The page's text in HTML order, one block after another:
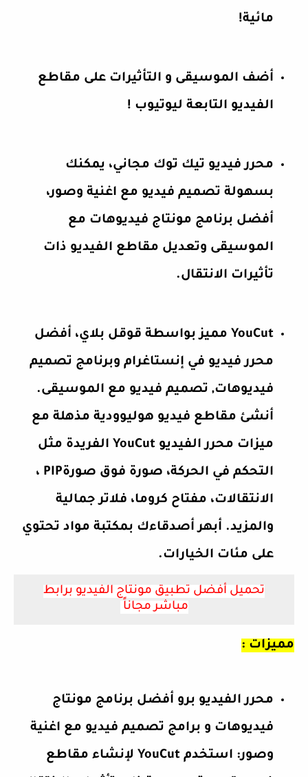
مائية!
أضف الموسيقى و التأثيرات على مقاطع
الفيديو التابعة ليوتيوب !
محرر فيديو تيك توك مجاني، يمكنك
بسهولة تصميم فيديو مع اغنية وصور،
أفضل برنامج مونتاج فيديوهات مع
الموسيقى وتعديل مقاطع الفيديو ذات
تأثيرات الانتقال.
YouCut مميز بواسطة قوقل بلاي، أفضل
محرر فيديو في إنستاغرام وبرنامج تصميم
فيديوهات, تصميم فيديو مع الموسيقى.
أنشئ مقاطع فيديو هوليوودية مذهلة مع
ميزات محرر الفيديو YouCut الفريدة مثل
التحكم في الحركة، صورة فوق صورةPIP ،
الانتقالات، مفتاح كروما، فلاتر جمالية
والمزيد. أبهر أصدقاءك بمكتبة مواد تحتوي
على مئات الخيارات.
تحميل أفضل تطبيق مونتاج الفيديو برابط
مباشر مجاناً
مميزات :
محرر الفيديو برو أفضل برنامج مونتاج
فيديوهات و برامج تصميم فيديو مع اغنية
وصور: استخدم YouCut لإنشاء مقاطع